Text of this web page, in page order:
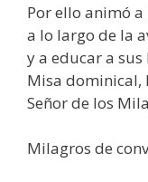
Por ello animó
a lo largo de la
y a educar a
Misa dominical,
Señor de los
Milagros de